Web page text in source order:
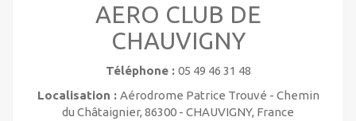
AERO CLUB DE
CHAUVIGNY
Téléphone : 05 49 46 31 48
Localisation : Aérodrome Patrice Trouvé - Chemin
du Châtaignier, 86300 - CHAUVIGNY, France